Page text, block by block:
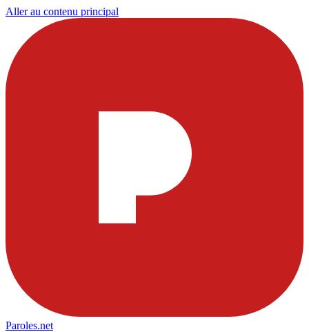
Aller au contenu principal
Paroles.net